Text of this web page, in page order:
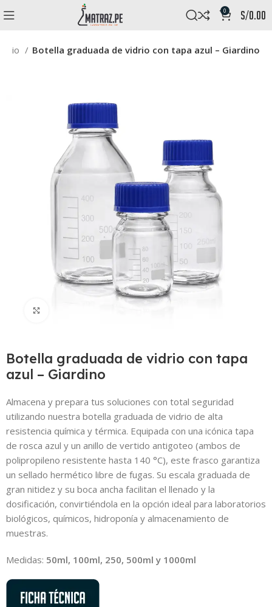
0 s/0.00
Botella graduada de vidrio con tapa azul – Giardino
Botella graduada de vidrio con tapa
azul – Giardino
Almacena y prepara tus soluciones con total seguridad
utilizando nuestra botella graduada de vidrio de alta
resistencia química y térmica. Equipada con una icónica tapa
de rosca azul y un anillo de vertido antigoteo (ambos de
polipropileno resistente hasta 140 °C), este frasco garantiza
un sellado hermético libre de fugas. Su escala graduada de
gran nitidez y su boca ancha facilitan el llenado y la
dosificación, convirtiéndola en la opción ideal para laboratorios
biológicos, químicos, hidroponía y almacenamiento de
muestras.
Medidas: 50ml, 100ml, 250, 500ml y 1000ml